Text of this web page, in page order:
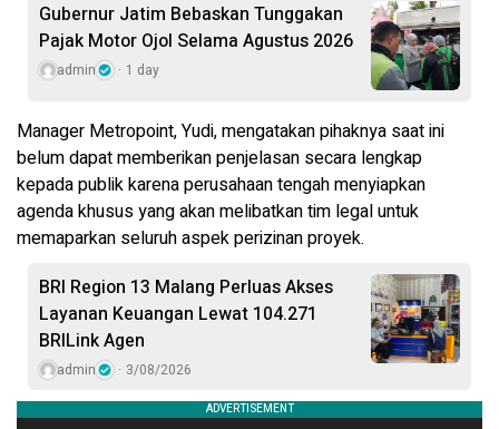
Gubernur Jatim Bebaskan Tunggakan
Pajak Motor Ojol Selama Agustus 2026
admin 1 day
Manager Metropoint, Yudi, mengatakan pihaknya saat ini
belum dapat memberikan penjelasan secara lengkap
kepada publik karena perusahaan tengah menyiapkan
agenda khusus yang akan melibatkan tim legal untuk
memaparkan seluruh aspek perizinan proyek.
BRI Region 13 Malang Perluas Akses
Layanan Keuangan Lewat 104.271
BRILink Agen
admin 3/08/2026